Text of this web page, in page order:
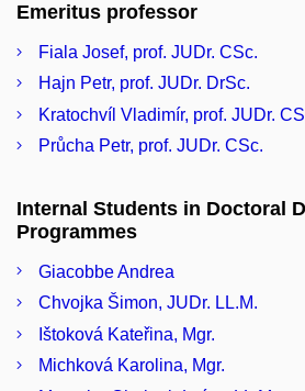
Emeritus professor
Fiala Josef, prof. JUDr. CSc.
Hajn Petr, prof. JUDr. DrSc.
Kratochvíl Vladimír, prof. JUDr.
Průcha Petr, prof. JUDr. CSc.
Internal Students in Doctoral
Programmes
Giacobbe Andrea
Chvojka Šimon, JUDr. LL.M.
Ištoková Kateřina, Mgr.
Michková Karolina, Mgr.